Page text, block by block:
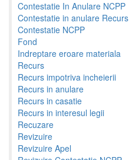
Contestatie In Anulare NCPP
Contestatie in anulare Recurs
Contestatie NCPP
Fond
Indreptare eroare materiala
Recurs
Recurs impotriva incheierii
Recurs in anulare
Recurs in casatie
Recurs in interesul legii
Recuzare
Revizuire
Revizuire Apel